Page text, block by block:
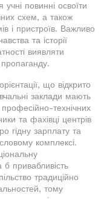
повинні освоїти
схем, а також
і пристроїв. Важливо
та історії
виявляти
пропаганду.
що відкрито
заклади мають
технічних
та фахівці центрів
гідну зарплату та
комплексі.
привабливість
традиційно
тому